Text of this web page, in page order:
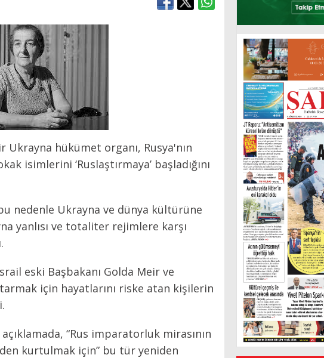
hükümet organı, Rusya'nın
isimlerini ‘Ruslaştırmaya’ başladığını
nedenle Ukrayna ve dünya kültürüne
yanlısı ve totaliter rejimlere karşı
eski Başbakanı Golda Meir ve
için hayatlarını riske atan kişilerin
“Rus imparatorluk mirasının
kurtulmak için” bu tür yeniden